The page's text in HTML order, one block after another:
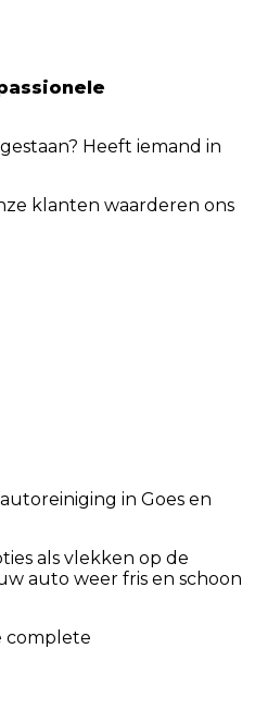
Heeft iemand in
klanten waarderen ons
in Goes en
als vlekken op de
auto weer fris en schoon
complete